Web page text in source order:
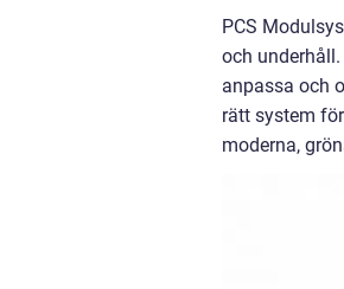
PCS
och
anpassa och
rätt system
moderna,